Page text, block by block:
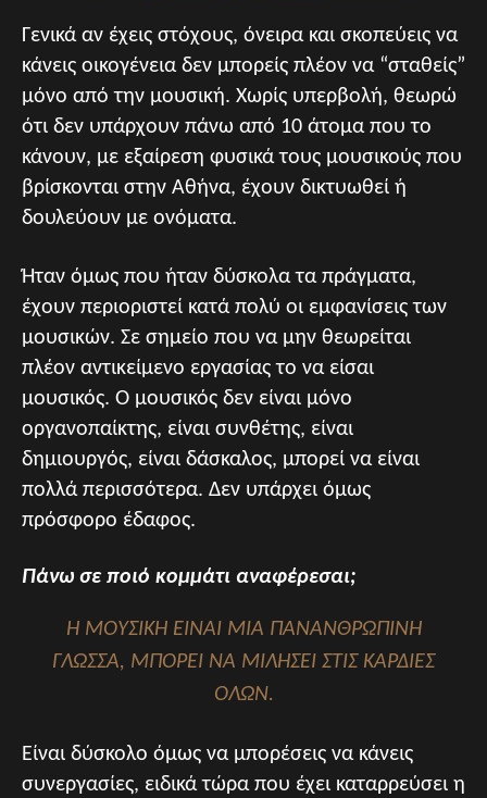
Γενικά αν έχεις στόχους, όνειρα και σκοπεύεις να
κάνεις οικογένεια δεν μπορείς πλέον να “σταθείς”
μόνο από την μουσική. Χωρίς υπερβολή, θεωρώ
ότι δεν υπάρχουν πάνω από 10 άτομα που το
κάνουν, με εξαίρεση φυσικά τους μουσικούς που
βρίσκονται στην Αθήνα, έχουν δικτυωθεί ή
δουλεύουν με ονόματα.
Ήταν όμως που ήταν δύσκολα τα πράγματα,
έχουν περιοριστεί κατά πολύ οι εμφανίσεις των
μουσικών. Σε σημείο που να μην θεωρείται
πλέον αντικείμενο εργασίας το να είσαι
μουσικός. Ο μουσικός δεν είναι μόνο
οργανοπαίκτης, είναι συνθέτης, είναι
δημιουργός, είναι δάσκαλος, μπορεί να είναι
πολλά περισσότερα. Δεν υπάρχει όμως
πρόσφορο έδαφος.
Πάνω σε ποιό κομμάτι αναφέρεσαι;
Η ΜΟΥΣΙΚΉ ΕΊΝΑΙ ΜΙΑ ΠΑΝΑΝΘΡΏΠΙΝΗ
ΓΛΏΣΣΑ, ΜΠΟΡΕΊ ΝΑ ΜΙΛΉΣΕΙ ΣΤΙΣ ΚΑΡΔΙΈΣ
ΌΛΩΝ.
Είναι δύσκολο όμως να μπορέσεις να κάνεις
συνεργασίες, ειδικά τώρα που έχει καταρρεύσει η